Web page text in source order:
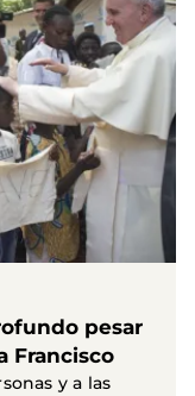
pesar
Francisco
y a las